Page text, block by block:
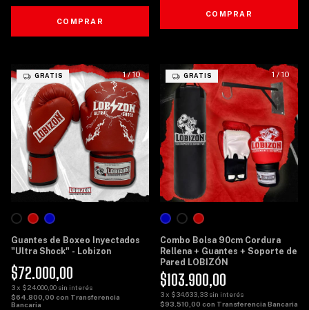
COMPRAR
COMPRAR
1/10
GRATIS
Guantes de Boxeo Inyectados
"Ultra Shock" - Lobizon
$72.000,00
3x $24.000,00 sin interés
$64.800,00 con Transferencia
Bancaria
1/ 10
GRATIS
Combo Bolsa 90cm Cordura
Rellena + Guantes + Soporte de
Pared LOBIZÓN
$103.900,00
3x $34.633,33 sin interés
$93.510,00 con Transferencia Bancaria